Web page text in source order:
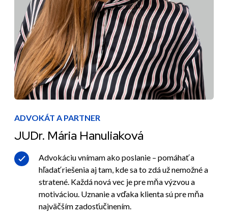
ADVOKÁT A PARTNER
JUDr. Mária Hanuliaková
Advokáciu vnímam ako poslanie – pomáhať a
hľadať riešenia aj tam, kde sa to zdá už nemožné a
stratené. Každá nová vec je pre mňa výzvou a
motiváciou. Uznanie a vďaka klienta sú pre mňa
najväčším zadosťučinením.